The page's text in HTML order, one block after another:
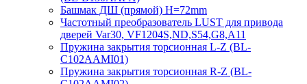
Башмак ДШ (прямой) H=72mm
Частотный преобразователь LUST для привода
дверей Var30, VF1204S,ND,S54,G8,A11
Пружина закрытия торсионная L-Z (BL-
C102AAMI01)
Пружина закрытия торсионная R-Z (BL-